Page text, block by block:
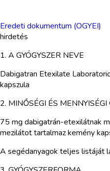
Eredeti dokumentum (OGYEI)
hirdetés
1. A GYÓGYSZER NEVE
Dabigatran Etexilate
kapszula
2. MINŐSÉGI ÉS MENNYISÉGI
75 mg dabigatrán-etexilátnak
mezilátot tartalmaz kemény
A segédanyagok teljes listáját